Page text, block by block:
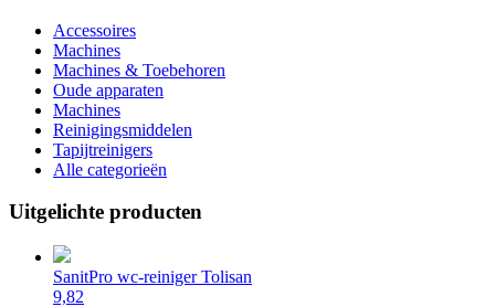
Accessoires
Machines
Machines & Toebehoren
Oude apparaten
Machines
Reinigingsmiddelen
Tapijtreinigers
Alle categorieën
Uitgelichte producten
SanitPro wc-reiniger Tolisan
9,82